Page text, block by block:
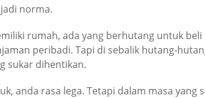
norma.
rumah, ada yang berhutang untuk
peribadi. Tapi di sebalik hutang-
sukar dihentikan.
anda rasa lega. Tetapi dalam masa